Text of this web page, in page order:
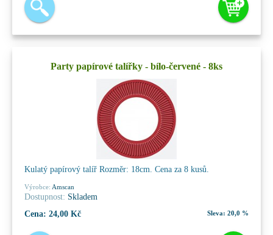
Party papírové talířky - bílo-červené - 8ks
Kulatý papírový talíř Rozměr: 18cm. Cena za 8 kusů.
Výrobce: Amscan
Dostupnost: Skladem
Cena: 24,00 Kč Sleva: 20,0 %